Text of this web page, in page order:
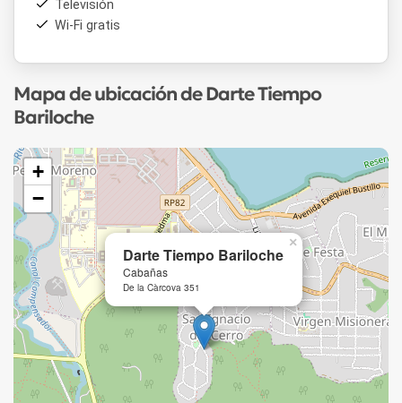
(portón eléctrico) y cámaras de seguridad.
Televisión
Wi-Fi gratis
Mapa de ubicación de Darte Tiempo
Bariloche
Darte Tiempo Bariloche
Cabañas
De la Càrcova 351
×
+
−